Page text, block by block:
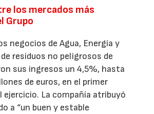
los mercados más
Grupo
negocios de Agua, Energía y
residuos no peligrosos de
sus ingresos un 4,5%, hasta
de euros, en el primer
ejercicio. La compañía atribuyó
a “un buen y estable